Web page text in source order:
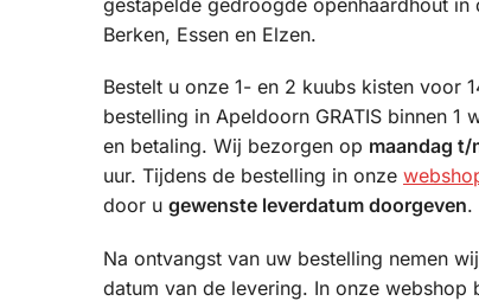
Berken, Essen en Elzen.
Bestelt u onze 1- en 2 kuubs kisten voor
bestelling in Apeldoorn GRATIS binnen 1
en betaling. Wij bezorgen op maandag t/
uur. Tijdens de bestelling in onze
door u gewenste leverdatum doorgeven.
Na ontvangst van uw bestelling nemen
datum van de levering. In onze